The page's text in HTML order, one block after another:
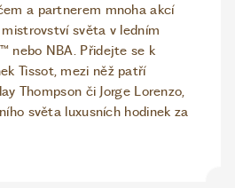
a partnerem mnoha akcí
mistrovství světa v ledním
nebo NBA. Přidejte se k
Tissot, mezi něž patří
Thompson či Jorge Lorenzo,
světa luxusních hodinek za